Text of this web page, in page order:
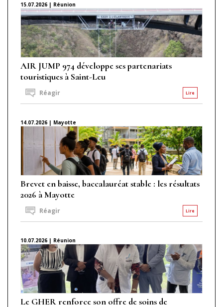
15.07.2026 | Réunion
AIR JUMP 974 développe ses partenariats
touristiques à Saint-Leu
Lire
Réagir
14.07.2026 | Mayotte
Brevet en baisse, baccalauréat stable : les résultats
2026 à Mayotte
Lire
Réagir
10.07.2026 | Réunion
Le GHER renforce son offre de soins de